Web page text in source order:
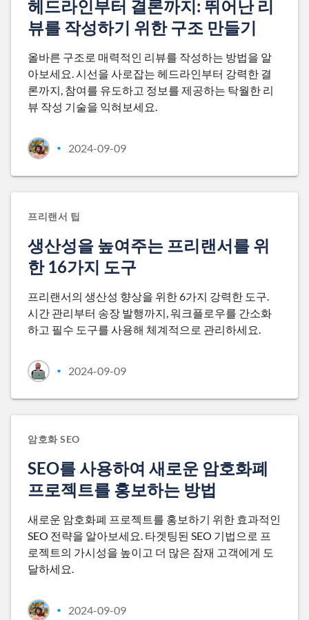
헤드라인부터 결론까지: 뛰어난 리
뷰를 작성하기 위한 구조 만들기
올바른 구조로 매력적인 리뷰를 작성하는 방법을 알
아보세요. 시선을 사로잡는 헤드라인부터 강력한 결
론까지, 참여를 유도하고 정보를 제공하는 탁월한 리
뷰 작성 기술을 익혀보세요.
• 2024-09-09
프리랜서 팁
생산성을 높여주는 프리랜서를 위
한 16가지 도구
프리랜서의 생산성 향상을 위한 6가지 강력한 도구.
시간 관리부터 송장 발행까지, 워크플로우를 간소화
하고 필수 도구를 사용해 체계적으로 관리하세요.
• 2024-09-09
암호화 SEO
SEO를 사용하여 새로운 암호화폐
프로젝트를 홍보하는 방법
새로운 암호화폐 프로젝트를 홍보하기 위한 효과적인
SEO 전략을 알아보세요. 타겟팅된 SEO 기법으로 프
로젝트의 가시성을 높이고 더 많은 잠재 고객에게 도
달하세요.
• 2024-09-09